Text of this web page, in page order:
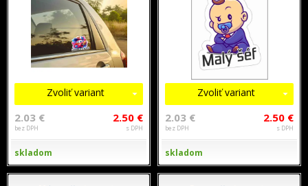
Zvoliť variant
2.03 €
bez DPH
2.50 €
s DPH
skladom
Zvoliť variant
2.03 €
bez DPH
2.50 €
s DPH
skladom